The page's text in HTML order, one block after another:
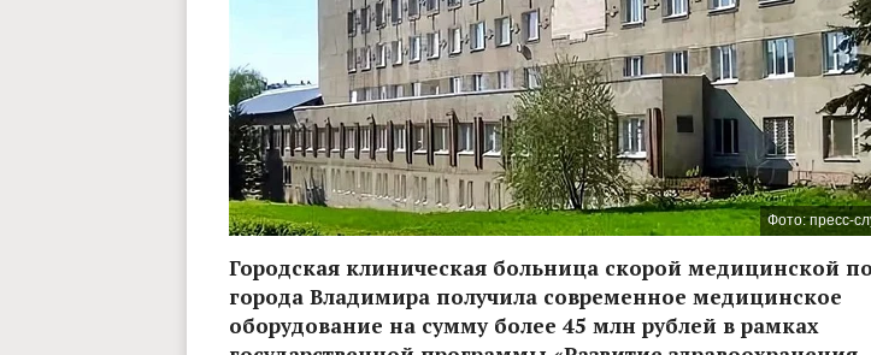
Фото: пресс-
Городская клиническая больница скорой медицинской
города Владимира получила современное медицинское
оборудование на сумму более 45 млн рублей в рамках